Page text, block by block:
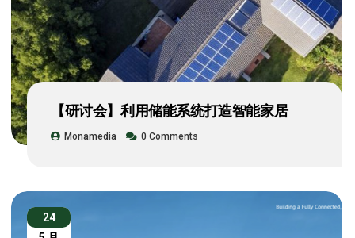
【研讨会】利用储能系统打造智能家居
Monamedia 0 Comments
24